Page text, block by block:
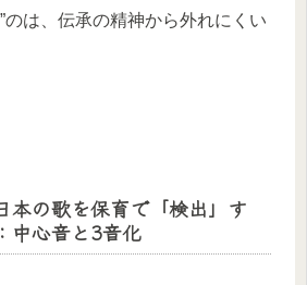
のは、伝承の精神から外れにくい
本の歌を保育で「検出」す
中心音と3音化